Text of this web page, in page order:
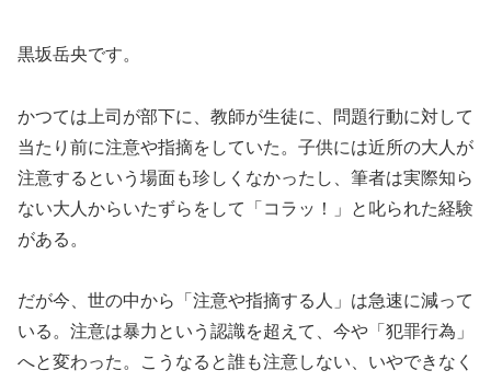
黒坂岳央です。
かつては上司が部下に、教師が生徒に、問題行動に対して
当たり前に注意や指摘をしていた。子供には近所の大人が
注意するという場面も珍しくなかったし、筆者は実際知ら
ない大人からいたずらをして「コラッ！」と叱られた経験
がある。
だが今、世の中から「注意や指摘する人」は急速に減って
いる。注意は暴力という認識を超えて、今や「犯罪行為」
へと変わった。こうなると誰も注意しない、いやできなく